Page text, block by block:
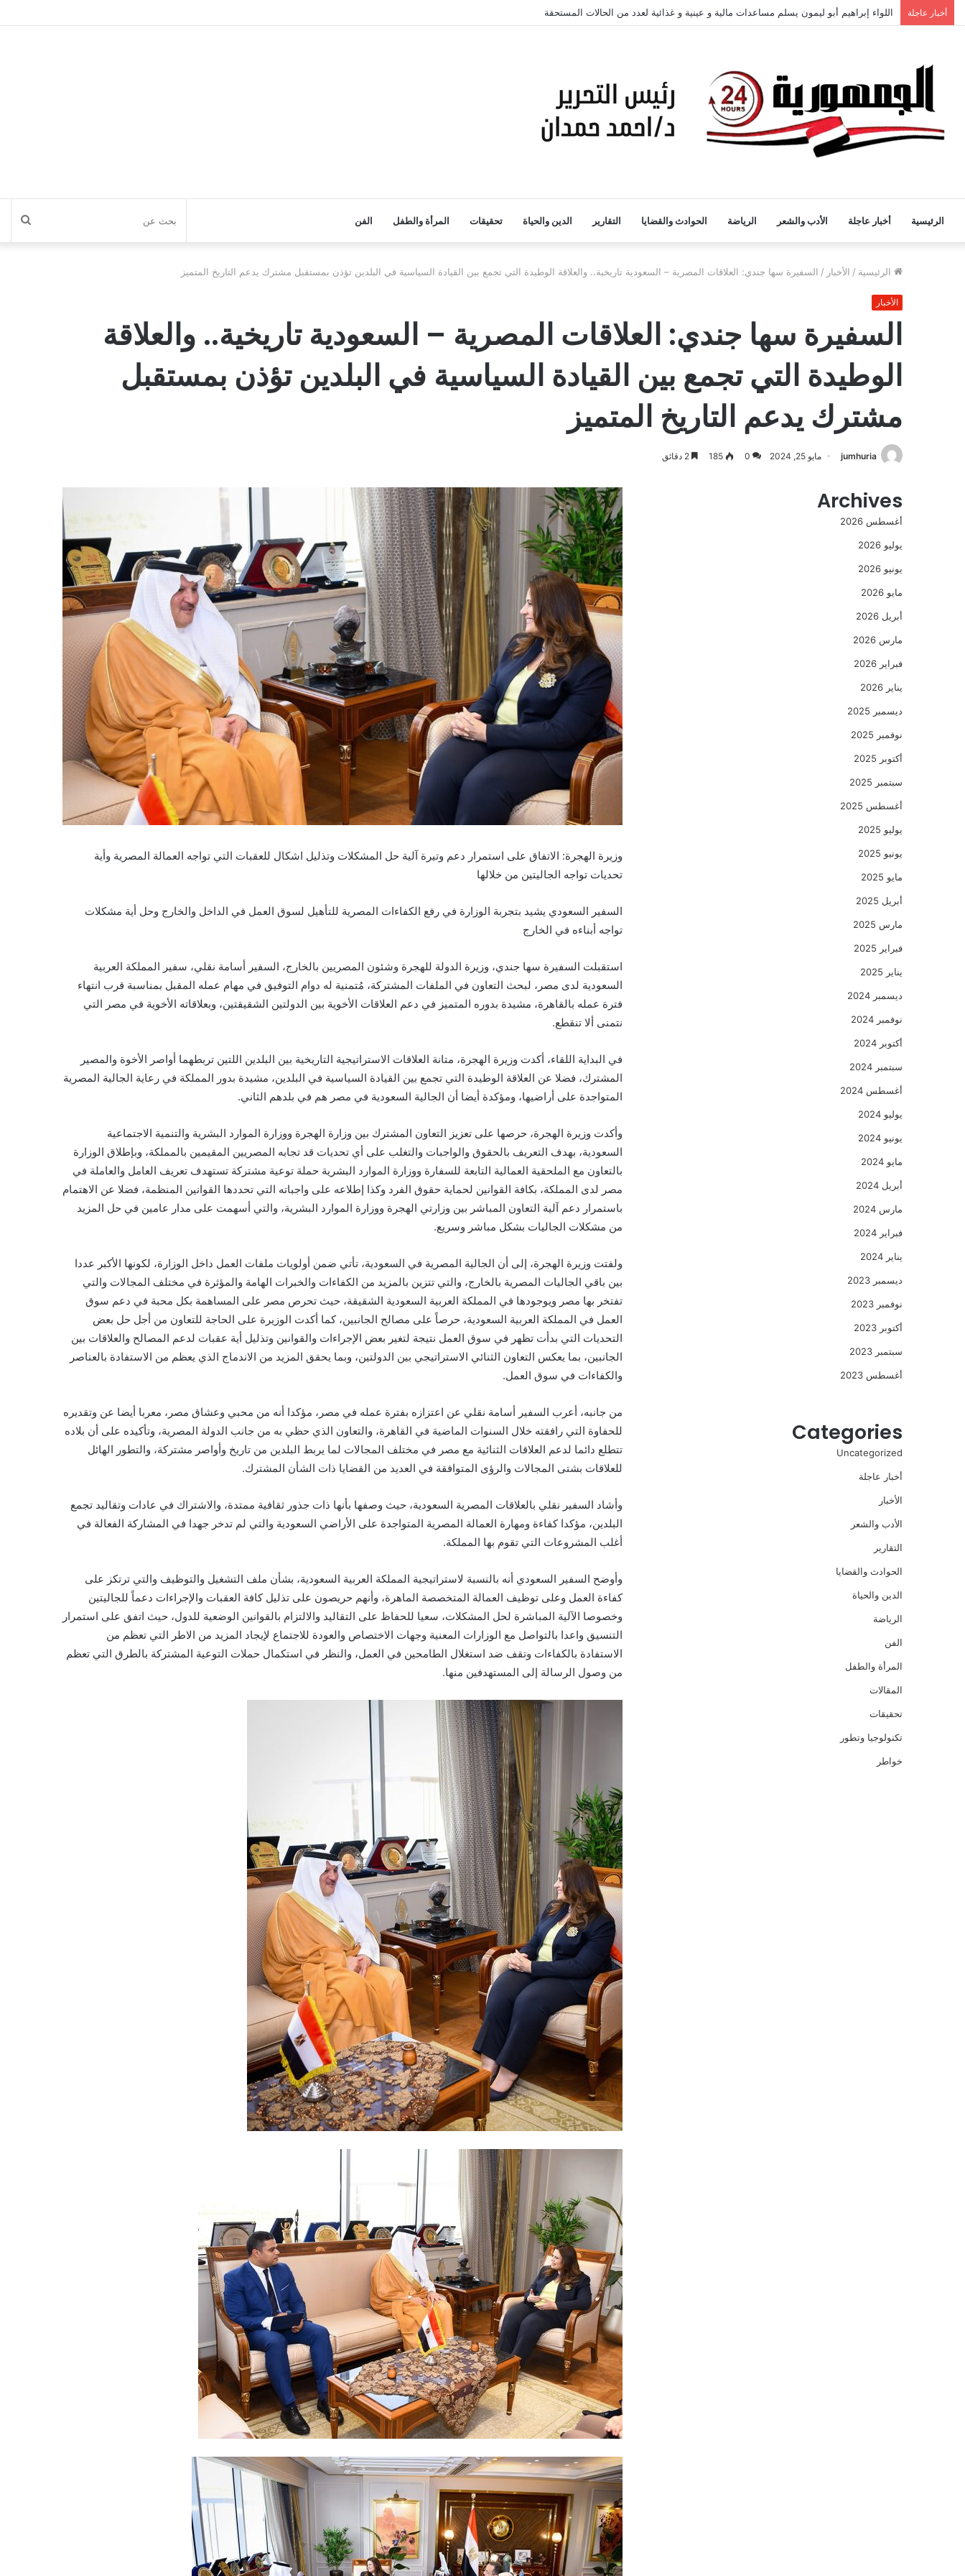
أخبار عاجلة أمانة مركز إيتاي البارود لحزب حماة الوطن تبحث خطط العمل وتعزيز التواجد الجماهيري
الرئيسية أخبار عاجلة الأدب والشعر الرياضة الحوادث والقضايا التقارير الدين والحياة تحقيقات المرأة والطفل الفن بحث
الرئيسية / الأخبار / السفيرة سها جندي: العلاقات المصرية – السعودية تاريخية.. والعلاقة الوطيدة التي تجمع بين القيادة السياسية في البلدين تؤذن بمستقبل مشترك يدعم التاريخ المتميز
الأخبار
السفيرة سها جندي: العلاقات المصرية – السعودية تاريخية.. والعلاقة
الوطيدة التي تجمع بين القيادة السياسية في البلدين تؤذن بمستقبل
مشترك يدعم التاريخ المتميز
jumhuria مايو 25, 2024 0
185
وزيرة الهجرة: الاتفاق على استمرار دعم وتيرة آلية حل المشكلات وتذليل اشكال للعقبات التي تواجه العمالة المصرية وأية
تحديات تواجه الجاليتين من خلالها
السفير السعودي يشيد بتجربة الوزارة في رفع الكفاءات المصرية للتأهيل لسوق العمل في الداخل والخارج وحل أية مشكلات
تواجه أبناءه في الخارج
استقبلت السفيرة سها جندي، وزيرة الدولة للهجرة وشئون المصريين بالخارج، السفير أسامة نقلي، سفير المملكة العربية
السعودية لدى مصر، لبحث التعاون في الملفات المشتركة، مُتمنية له دوام التوفيق في مهام عمله المقبل بمناسبة قرب انتهاء
فترة عمله بالقاهرة، مشيدة بدوره المتميز في دعم العلاقات الأخوية بين الدولتين الشقيقتين، وبعلاقاته الأخوية في مصر التي
نتمنى ألا تنقطع.
في البداية اللقاء، أكدت وزيرة الهجرة، متانة العلاقات الاستراتيجية التاريخية بين البلدين اللتين تربطهما أواصر الأخوة والمصير
المشترك، فضلا عن العلاقة الوطيدة التي تجمع بين القيادة السياسية في البلدين، مشيدة بدور المملكة في رعاية الجالية المصرية
المتواجدة على أراضيها، ومؤكدة أيضا أن الجالية السعودية في مصر هم في بلدهم الثاني.
وأكدت وزيرة الهجرة، حرصها على تعزيز التعاون المشترك بين وزارة الهجرة ووزارة الموارد البشرية والتنمية الاجتماعية
السعودية، بهدف التعريف بالحقوق والواجبات والتغلب على أي تحديات قد تجابه المصريين المقيمين بالمملكة، وبإطلاق الوزارة
بالتعاون مع الملحقية العمالية التابعة للسفارة ووزارة الموارد البشرية حملة توعية مشتركة تستهدف تعريف العامل والعاملة في
مصر لدى المملكة، بكافة القوانين لحماية حقوق الفرد وكذا إطلاعه على واجباته التي تحددها القوانين المنظمة، فضلا عن الاهتمام
باستمرار دعم آلية التعاون المباشر بين وزارتي الهجرة ووزارة الموارد البشرية، والتي أسهمت على مدار عامين في حل المزيد
من مشكلات الجاليات بشكل مباشر وسريع.
ولفتت وزيرة الهجرة، إلى أن الجالية المصرية في السعودية، تأتي ضمن أولويات ملفات العمل داخل الوزارة، لكونها الأكبر عددا
بين باقي الجاليات المصرية بالخارج، والتي تتزين بالمزيد من الكفاءات والخبرات الهامة والمؤثرة في مختلف المجالات والتي
تفتخر بها مصر ويوجودها في المملكة العربية السعودية الشقيقة، حيث تحرص مصر على المساهمة بكل محبة في دعم سوق
العمل في المملكة العربية السعودية، حرصاً على مصالح الجانبين، كما أكدت الوزيرة على الحاجة للتعاون من أجل حل بعض
التحديات التي بدأت تظهر في سوق العمل نتيجة لتغير بعض الإجراءات والقوانين وتذليل أية عقبات لدعم المصالح والعلاقات بين
الجانبين، بما يعكس التعاون الثنائي الاستراتيجي بين الدولتين، وبما يحقق المزيد من الاندماج الذي يعظم من الاستفادة بالعناصر
والكفاءات في سوق العمل.
من جانبه، أعرب السفير أسامة نقلي عن اعتزازه بفترة عمله في مصر، مؤكدا أنه من محبي وعشاق مصر، معربا أيضا عن وتقديره
للحفاوة التي رافقته خلال السنوات الماضية في القاهرة، والتعاون الذي حظي به من جانب الدولة المصرية، وتأكيده على أن بلاده
تتطلع دائما لدعم العلاقات الثنائية مع مصر في مختلف المجالات لما يربط البلدين من تاريخ وأواصر مشتركة، والتطور الهائل
للعلاقات بشتى المجالات والرؤى المتوافقة في العديد من القضايا ذات الشأن المشترك.
وأشاد السفير نقلي بالعلاقات المصرية السعودية، حيث وصفها بأنها ذات جذور ثقافية ممتدة، والاشتراك في عادات وتقاليد تجمع
البلدين، مؤكدا كفاءة ومهارة العمالة المصرية المتواجدة على الأراضي السعودية والتي لم تدخر جهدا في المشاركة الفعالة في
أغلب المشروعات التي تقوم بها المملكة.
وأوضح السفير السعودي أنه بالنسبة لاستراتيجية المملكة العربية السعودية، بشأن ملف التشغيل والتوظيف والتي ترتكز على
كفاءة العمل وعلى توظيف العمالة المتخصصة الماهرة، وأنهم حريصون على تذليل كافة العقبات والإجراءات دعماً للجاليتين
وخصوصا الآلية المباشرة لحل المشكلات، سعيا للحفاظ على التقاليد والالتزام بالقوانين الوضعية للدول، حيث اتفق على استمرار
التنسيق واعدا بالتواصل مع الوزارات المعنية وجهات الاختصاص والعودة للاجتماع لإيجاد المزيد من الاطر التي تعظم من
الاستفادة بالكفاءات وتقف ضد استغلال الطامحين في العمل، والنظر في استكمال حملات التوعية المشتركة بالطرق التي تعظم
من وصول الرسالة إلى المستهدفين منها.
Archives
أغسطس 2026
يوليو 2026
يونيو 2026
مايو 2026
أبريل 2026
مارس 2026
فبراير 2026
يناير 2026
ديسمبر 2025
نوفمبر 2025
أكتوبر 2025
سبتمبر 2025
أغسطس 2025
يوليو 2025
يونيو 2025
مايو 2025
أبريل 2025
مارس 2025
فبراير 2025
يناير 2025
ديسمبر 2024
نوفمبر 2024
أكتوبر 2024
سبتمبر 2024
أغسطس 2024
يوليو 2024
يونيو 2024
مايو 2024
أبريل 2024
مارس 2024
فبراير 2024
يناير 2024
ديسمبر 2023
نوفمبر 2023
أكتوبر 2023
سبتمبر 2023
أغسطس 2023
Categories
Uncategorized
أخبار عاجلة
الأخبار
الأدب والشعر
التقارير
الحوادث والقضايا
الدين والحياة
الرياضة
الفن
المرأة والطفل
المقالات
تحقيقات
تكنولوجيا وتطور
خواطر